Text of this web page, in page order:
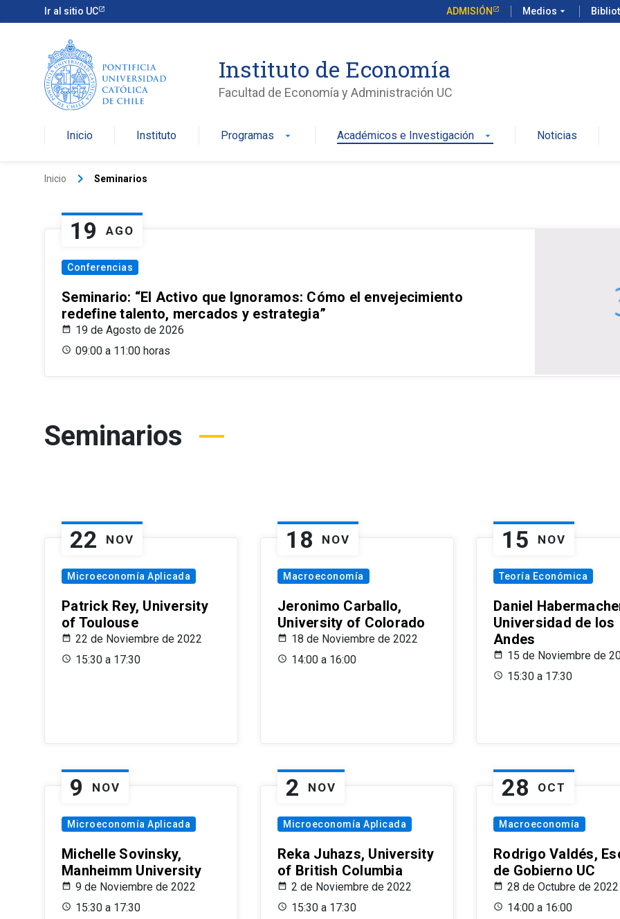
Ir al sitio UC ADMISIÓN Medios arrow_drop_down
Instituto de Economía
Facultad de Economía y Administración UC
Inicio Instituto Programas arrow_drop_down Académicos e Investigación arrow_drop_down Noticias
Inicio keyboard_arrow_right Seminarios
19 AGO
Conferencias
Seminario: “El Activo que Ignoramos: Cómo el envejecimiento
redefine talento, mercados y estrategia”
19 de Agosto de 2026
09:00 a 11:00 horas
Seminarios
22 NOV
Microeconomía Aplicada
Patrick Rey, University
of Toulouse
22 de Noviembre de 2022
15:30 a 17:30
18 NOV
Macroeconomía
Jeronimo Carballo,
University of Colorado
18 de Noviembre de 2022
14:00 a 16:00
15 NOV
Teoría Económica
Daniel
Universidad de los
Andes
15 de Noviembre de
15:30 a 17:30
9 NOV
Microeconomía Aplicada
Michelle Sovinsky,
Manheimm University
9 de Noviembre de 2022
15:30 a 17:30
2 NOV
Microeconomía Aplicada
Reka Juhazs, University
of British Columbia
2 de Noviembre de 2022
15:30 a 17:30
28 OCT
Macroeconomía
Rodrigo Valdés,
de Gobierno UC
28 de Octubre de 2022
14:00 a 16:00